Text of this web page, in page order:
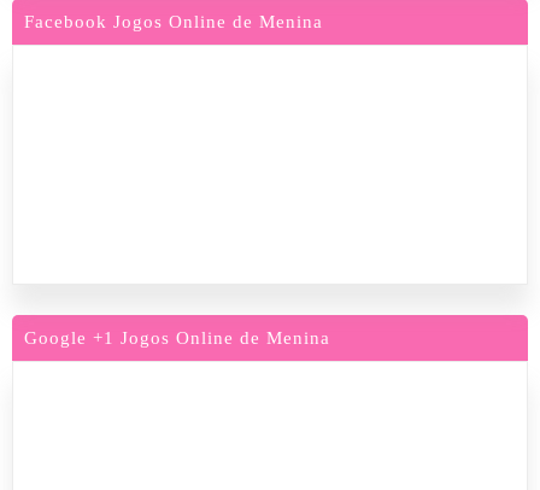
Facebook Jogos Online de Menina
Google +1 Jogos Online de Menina